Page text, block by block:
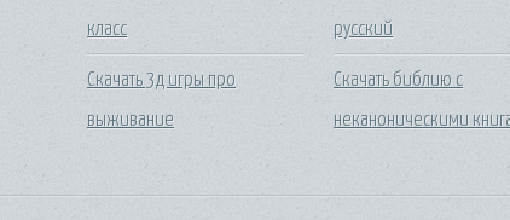
класс
Скачать 3д игры про
выживание
русский
Скачать библию с
неканоническими